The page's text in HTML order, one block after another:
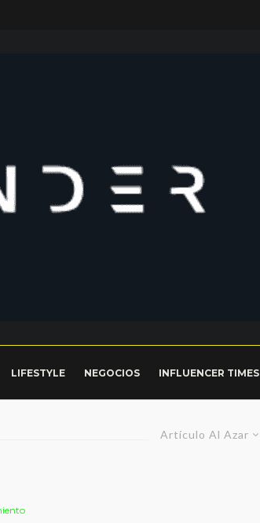
LIFESTYLE NEGOCIOS INFLUENCER TIMES
Artículo Al Azar